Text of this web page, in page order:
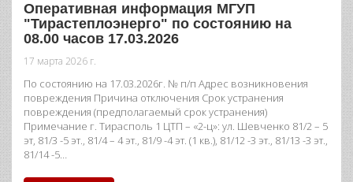
Оперативная информация МГУП
"Тирастеплоэнерго" по состоянию на
08.00 часов 17.03.2026
17 марта 2026 г.
По состоянию на 17.03.2026г. № п/п Адрес возникновения
повреждения Причина отключения Срок устранения
повреждения (предполагаемый срок устранения)
Примечание г. Тирасполь 1 ЦТП – «2-ц»: ул. Шевченко 81/2 – 5
эт, 81/3 -5 эт., 81/4 – 4 эт., 81/9 -4 эт. (1 кв.), 81/12 -3 эт., 81/13 -3 эт.,
81/14 -5…